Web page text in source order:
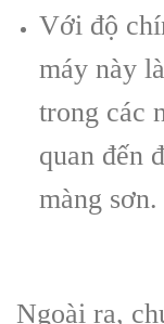
Với độ
máy này
trong các
quan đến
màng sơn.
Ngoài ra,